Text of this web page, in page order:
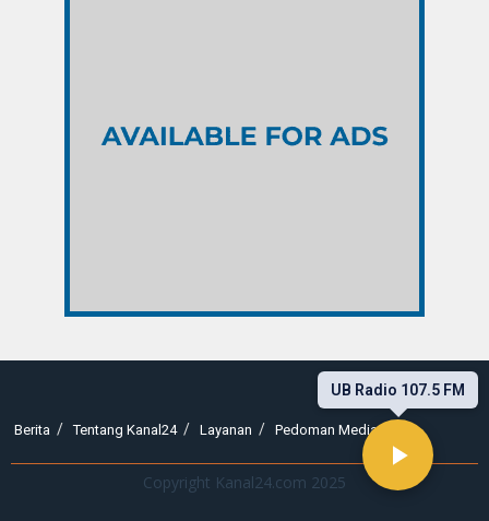
UB Radio 107.5 FM
Berita Tentang Kanal24 Layanan Pedoman Media Siber
Copyright Kanal24.com 2025